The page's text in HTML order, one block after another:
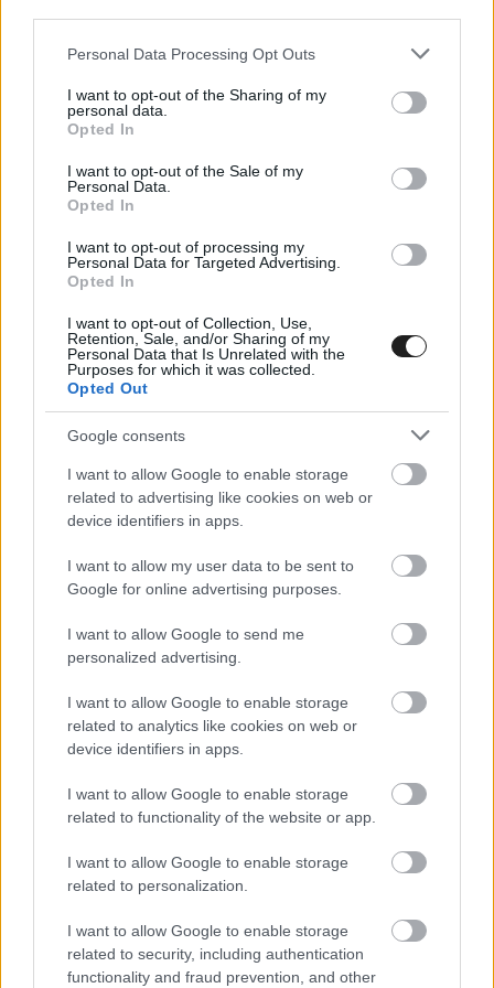
Please note that this website/app uses one or more Google
not limited to your visit or usage behaviour. You may click to
grant or deny consent to Google and its third-party tags to
use your data for below specified purposes in below Google
consent section.
Personal Data Processing Opt Outs
I want to opt-out of the Sharing of my
personal data.
Opted In
I want to opt-out of the Sale of my
Personal Data.
Opted In
I want to opt-out of processing my
Personal Data for Targeted Advertising.
Opted In
I want to opt-out of Collection, Use,
Retention, Sale, and/or Sharing of my
Personal Data that Is Unrelated with the
Purposes for which it was collected.
Opted Out
Google consents
I want to allow Google to enable storage
related to advertising like cookies on web or
device identifiers in apps.
I want to allow my user data to be sent to
Google for online advertising purposes.
I want to allow Google to send me
personalized advertising.
I want to allow Google to enable storage
related to analytics like cookies on web or
device identifiers in apps.
I want to allow Google to enable storage
related to functionality of the website or app.
I want to allow Google to enable storage
related to personalization.
I want to allow Google to enable storage
related to security, including authentication
functionality and fraud prevention, and other
Eldőlt, hogy kik alkotják majd a W
Series mezőnyét!
A napokban lezajlott selejtező utolsó szakaszában 28
versenyzőnő vett részt, és összesen 3000 kört teljesítettek a
autóival. Végül 13 országból 18 lány kapott lehetőséget arra,
hogy bekerüljön az első női formaautós bajnokság mezőnybe.
További négy versenyző tartalékversenyzői státuszt kapott.
&#8222;Bíráink, Dave Ryan vezetésével megvizsgálták az
[&hellip;]
ÚT AZ F1-BE / 2018. DEC. 4.
Bemutatkoznak W Series jelöltjei
A W Series, a leendő női autóversenyzős széria kiadott egy 55
névből álló listát, akik pályázhatnak a 18 fős mezőnybe. Mi
most sorra vesszük az 55 lányt, tízessével, így összesen 5+1
ilyen posztot olvashattok majd oldalunkon. A korábbi
posztokért klikkelj az alábbi linkekre: 1. rész 2. rész 3. rész 31.